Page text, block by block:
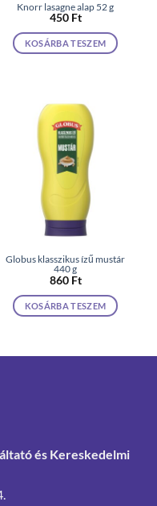
Knorr lasagne alap 52 g
450 Ft
KOSÁRBA TESZEM
Globus klasszikus ízű mustár
440 g
860 Ft
KOSÁRBA TESZEM
és Kereskedelmi